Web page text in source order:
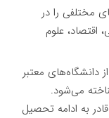
مختلفی را در
اقتصاد، علوم
دانشگاه‌های معتبر
می‌شود.
به ادامه تحصیل